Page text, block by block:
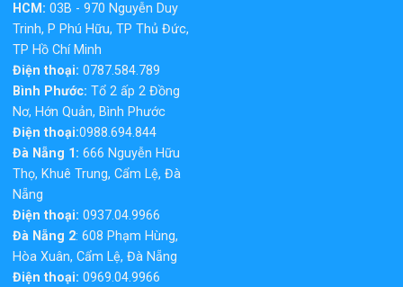
HCM: 03B - 970 Nguyễn Duy
Trinh, P Phú Hữu, TP Thủ Đức,
TP Hồ Chí Minh
Điện thoại: 0787.584.789
Bình Phước: Tổ 2 ấp 2 Đồng
Nơ, Hớn Quản, Bình Phước
Điện thoại:0988.694.844
Đà Nẵng 1: 666 Nguyễn Hữu
Thọ, Khuê Trung, Cẩm Lệ, Đà
Nẵng
Điện thoại: 0937.04.9966
Đà Nẵng 2: 608 Phạm Hùng,
Hòa Xuân, Cẩm Lệ, Đà Nẵng
Điện thoại: 0969.04.9966